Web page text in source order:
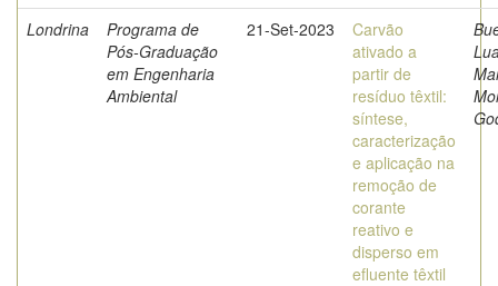
Londrina
Programa de
Pós-Graduação
em Engenharia
Ambiental
21-Set-2023
Carvão
ativado a
partir de
resíduo têxtil:
síntese,
caracterização
e aplicação na
remoção de
corante
reativo e
disperso em
efluente têxtil